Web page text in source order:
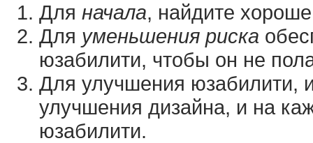
Для начала, найдите
Для уменьшения риска
юзабилити, чтобы он не
Для улучшения юзабилити,
улучшения дизайна, и на
юзабилити.